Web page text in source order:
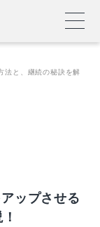
法と、継続の秘訣を解
ップさせる